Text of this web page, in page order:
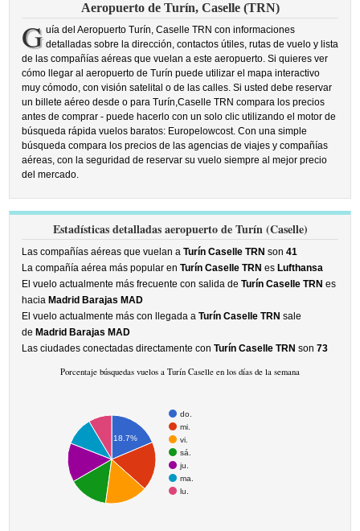
Aeropuerto de Turín, Caselle (TRN)
G uía del Aeropuerto Turín, Caselle TRN con informaciones
detalladas sobre la dirección, contactos útiles, rutas de vuelo y lista
de las compañías aéreas que vuelan a este aeropuerto. Si quieres ver
cómo llegar al aeropuerto de Turín puede utilizar el mapa interactivo
muy cómodo, con visión satelital o de las calles. Si usted debe reservar
un billete aéreo desde o para Turín,Caselle TRN compara los precios
antes de comprar - puede hacerlo con un solo clic utilizando el motor de
búsqueda rápida vuelos baratos: Europelowcost. Con una simple
búsqueda compara los precios de las agencias de viajes y compañías
aéreas, con la seguridad de reservar su vuelo siempre al mejor precio
del mercado.
Estadísticas detalladas aeropuerto de Turín (Caselle)
Las compañías aéreas que vuelan aTurín Caselle TRN son41
La compañía aérea más popular enTurín Caselle TRN es Lufthansa
El vuelo actualmente más frecuente con salida deTurín Caselle TRN es
hacia Madrid Barajas MAD
El vuelo actualmente más con llegada aTurín Caselle TRN sale
de Madrid Barajas MAD
Las ciudades conectadas directamente conTurín Caselle TRN son73
Porcentaje búsquedas vuelos a Turín Caselle en los días de la semana
do.
mi.
vi.
sá.
ju.
ma.
lu.
18.7%